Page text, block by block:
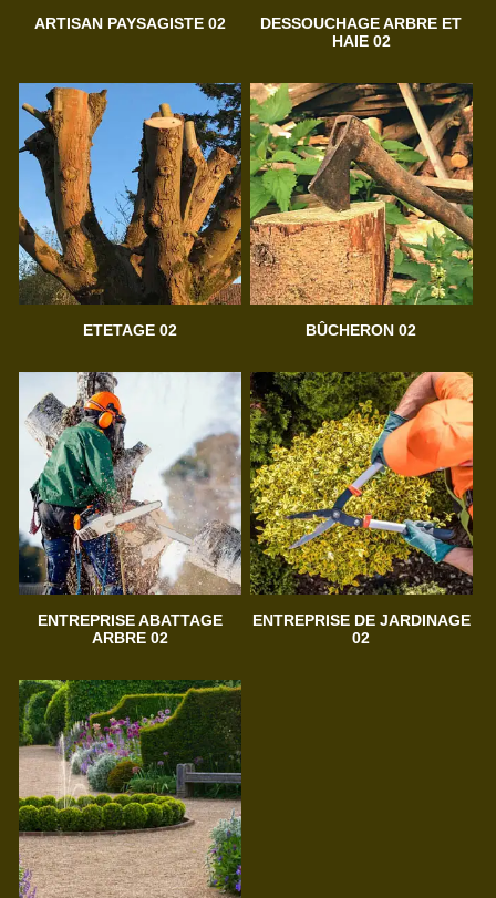
ARTISAN PAYSAGISTE 02
DESSOUCHAGE ARBRE ET
HAIE 02
ETETAGE 02 BÛCHERON 02
ENTREPRISE ABATTAGE
ARBRE 02
ENTREPRISE DE JARDINAGE
02